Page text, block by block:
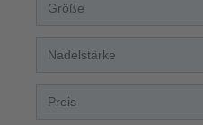
Größe
Nadelstärke
Preis